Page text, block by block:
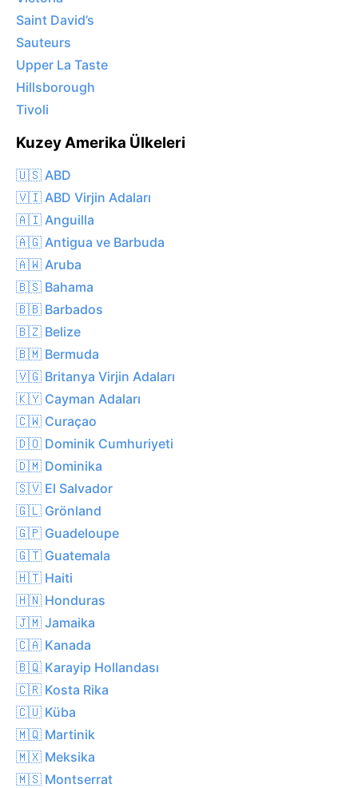
Saint David’s
Sauteurs
Upper La Taste
Hillsborough
Tivoli
Kuzey Amerika Ülkeleri
🇺🇸 ABD
🇻🇮 ABD Virjin Adaları
🇦🇮 Anguilla
🇦🇬 Antigua ve Barbuda
🇦🇼 Aruba
🇧🇸 Bahama
🇧🇧 Barbados
🇧🇿 Belize
🇧🇲 Bermuda
🇻🇬 Britanya Virjin Adaları
🇰🇾 Cayman Adaları
🇨🇼 Curaçao
🇩🇴 Dominik Cumhuriyeti
🇩🇲 Dominika
🇸🇻 El Salvador
🇬🇱 Grönland
🇬🇵 Guadeloupe
🇬🇹 Guatemala
🇭🇹 Haiti
🇭🇳 Honduras
🇯🇲 Jamaika
🇨🇦 Kanada
🇧🇶 Karayip Hollandası
🇨🇷 Kosta Rika
🇨🇺 Küba
🇲🇶 Martinik
🇲🇽 Meksika
🇲🇸 Montserrat